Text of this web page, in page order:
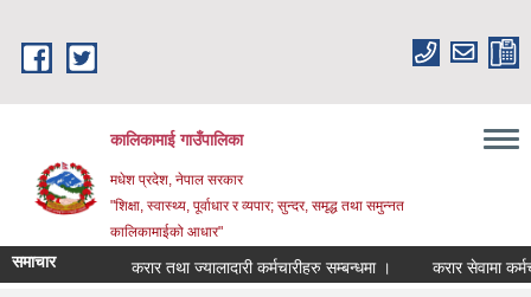
कालिकामाई गाउँपालिका
मधेश प्रदेश, नेपाल सरकार
"शिक्षा, स्वास्थ्य, पूर्वाधार र व्यपार; सुन्दर, समृद्ध तथा समुन्नत
कालिकामाईको आधार"
समाचार करार तथा ज्यालादारी कर्मचारीहरु सम्बन्धमा । करार सेवामा